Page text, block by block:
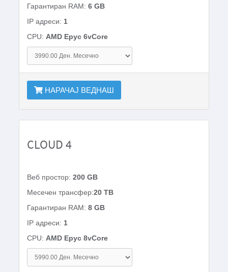
Гарантиран RAM:6 GB
IP адреси: 1
CPU: AMD Epyc 6vCore
НАРАЧАЈ ВЕДНАШ
CLOUD 4
Веб простор:200 GB
Месечен трансфер:20 TB
Гарантиран RAM:8 GB
IP адреси: 1
CPU: AMD Epyc 8vCore